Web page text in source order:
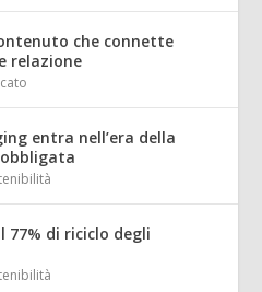
che connette
relazione
entra nell’era della
77% di riciclo degli